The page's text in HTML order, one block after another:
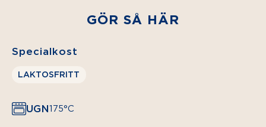
GÖR SÅ HÄR
Specialkost
LAKTOSFRITT
UGN175°C